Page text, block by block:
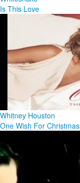
Is This Love
Whitney Houston
One Wish For Christmas